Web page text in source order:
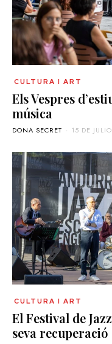
CULTURA I ART
Els Vespres
música
DONA SECRET - 15 DE
CULTURA I ART
El Festival de
seva recuperació